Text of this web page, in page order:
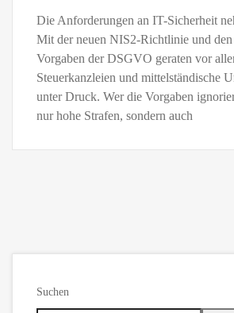
Die Anforderungen an IT-Sicherheit
Mit der neuen NIS2-Richtlinie und den
Vorgaben der DSGVO geraten vor
Steuerkanzleien und mittelständische
unter Druck. Wer die Vorgaben
nur hohe Strafen, sondern auch
Suchen